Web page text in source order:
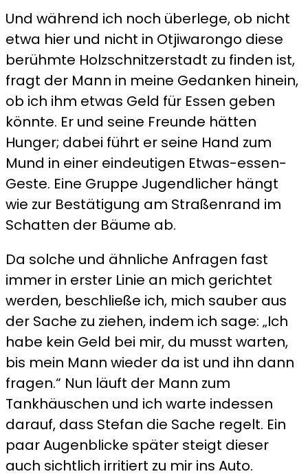
Und während ich noch überlege, ob nicht
etwa hier und nicht in Otjiwarongo diese
berühmte Holzschnitzerstadt zu finden ist,
fragt der Mann in meine Gedanken hinein,
ob ich ihm etwas Geld für Essen geben
könnte. Er und seine Freunde hätten
Hunger; dabei führt er seine Hand zum
Mund in einer eindeutigen Etwas-essen-
Geste. Eine Gruppe Jugendlicher hängt
wie zur Bestätigung am Straßenrand im
Schatten der Bäume ab.
Da solche und ähnliche Anfragen fast
immer in erster Linie an mich gerichtet
werden, beschließe ich, mich sauber aus
der Sache zu ziehen, indem ich sage: „Ich
habe kein Geld bei mir, du musst warten,
bis mein Mann wieder da ist und ihn dann
fragen.“ Nun läuft der Mann zum
Tankhäuschen und ich warte indessen
darauf, dass Stefan die Sache regelt. Ein
paar Augenblicke später steigt dieser
auch sichtlich irritiert zu mir ins Auto.